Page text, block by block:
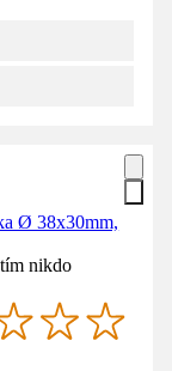
Ø 38x30mm,
nikdo